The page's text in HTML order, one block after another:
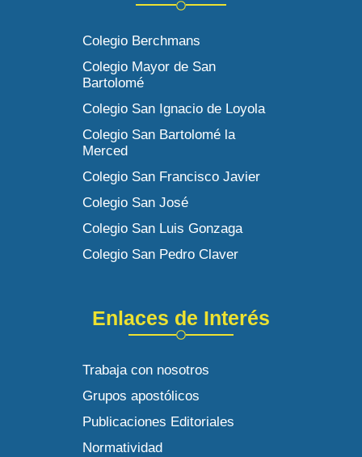
Colegio Berchmans
Colegio Mayor de San
Bartolomé
Colegio San Ignacio de Loyola
Colegio San Bartolomé la
Merced
Colegio San Francisco Javier
Colegio San José
Colegio San Luis Gonzaga
Colegio San Pedro Claver
Enlaces de Interés
Trabaja con nosotros
Grupos apostólicos
Publicaciones Editoriales
Normatividad